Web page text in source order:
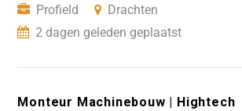
Profield
Drachten
2 dagen geleden geplaatst
Monteur Machinebouw | Hightech